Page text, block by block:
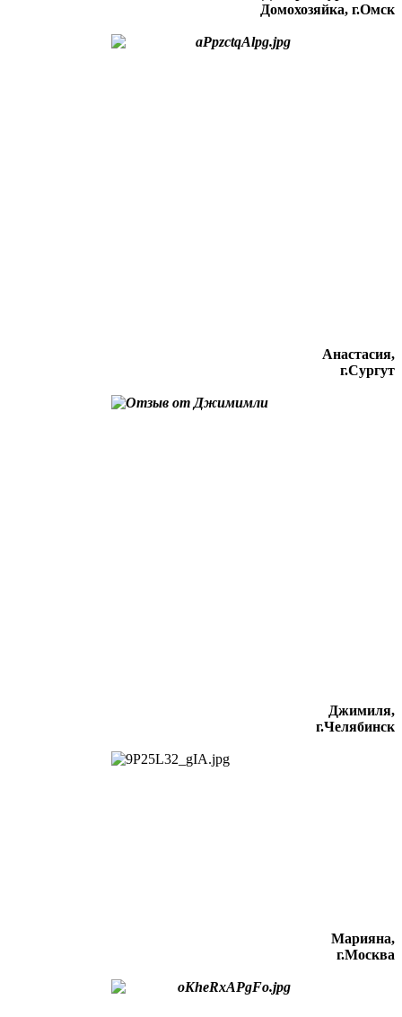
Домохозяйка, г.Омск
Анастасия,
г.Сургут
Джимиля,
г.Челябинск
Марияна,
г.Москва